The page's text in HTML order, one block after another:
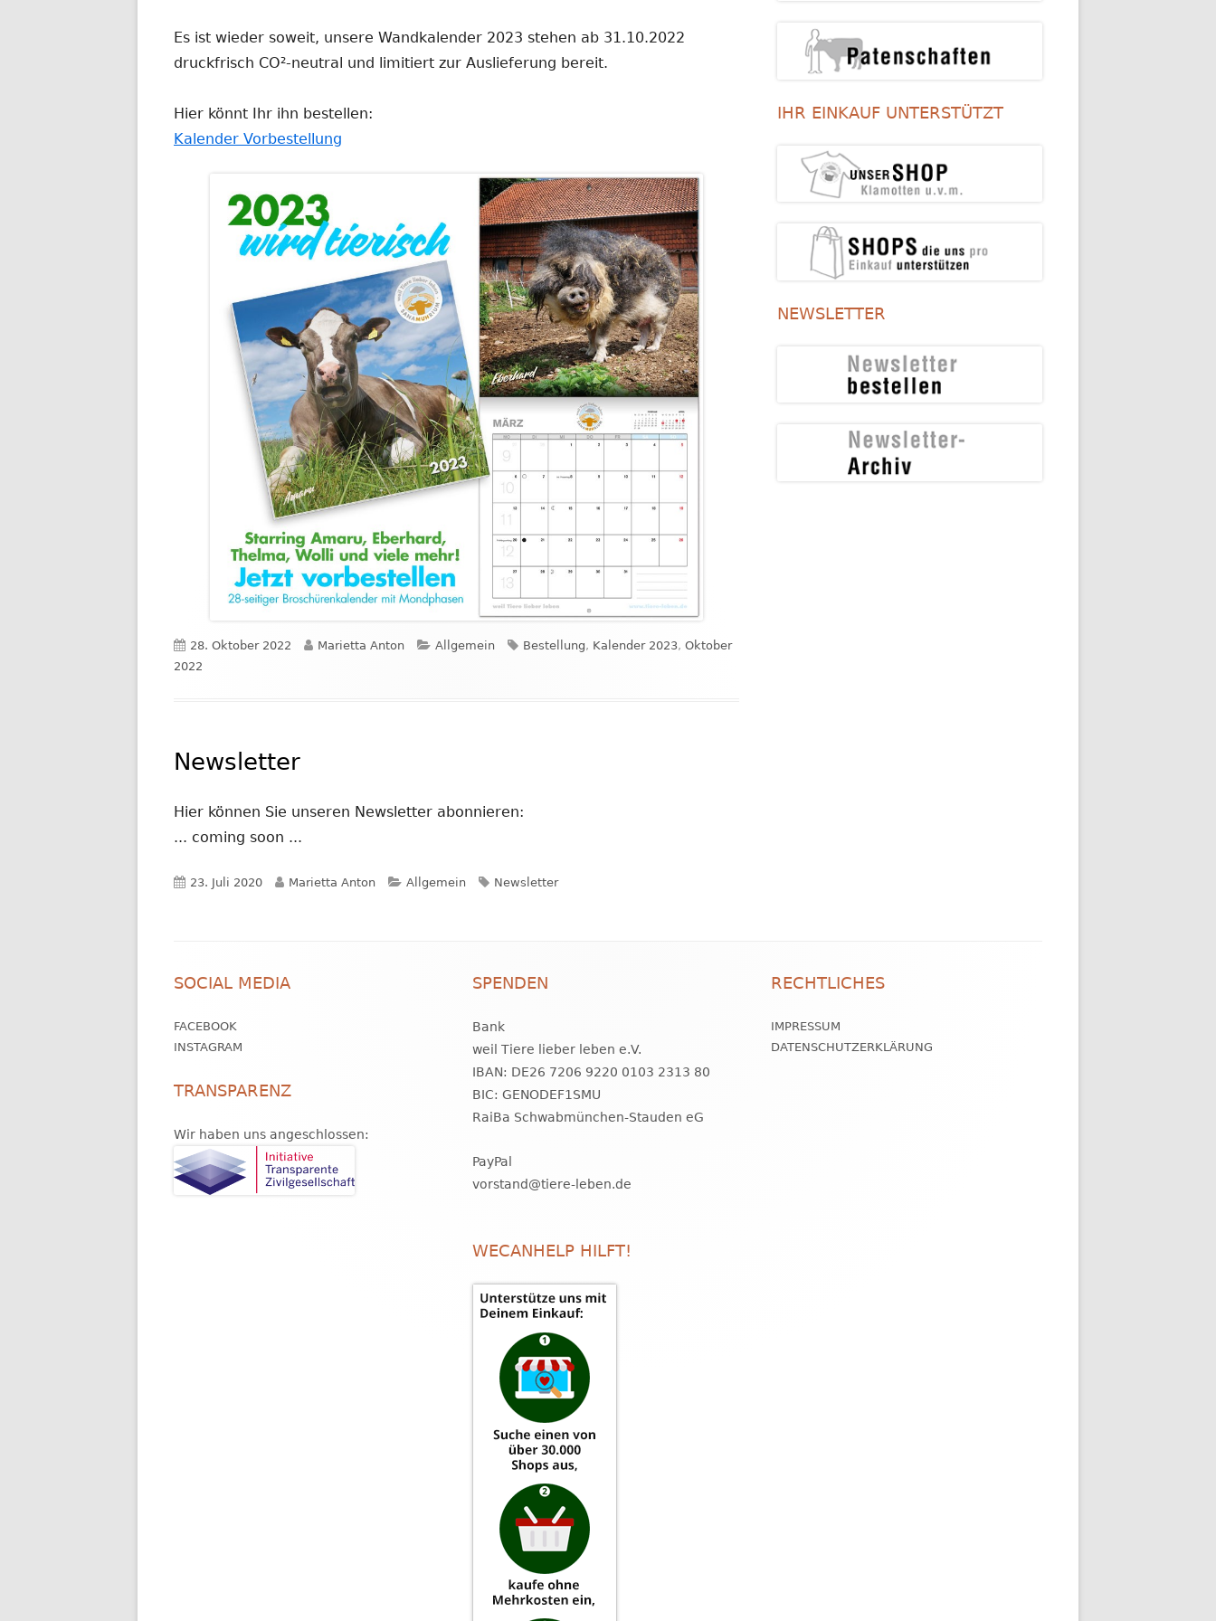
Es ist wieder soweit, unsere Wandkalender 2023 stehen ab 31.10.2022
druckfrisch CO²-neutral und limitiert zur Auslieferung bereit.
Hier könnt Ihr ihn bestellen:
Kalender Vorbestellung
Veröffentlicht
am
28. Oktober 2022 Autor
Marietta Anton Kategorien
Allgemein Schlagwörter
Bestellung, Kalender 2023, Oktober
2022
Newsletter
Hier können Sie unseren Newsletter abonnieren:
... coming soon ...
Veröffentlicht
23. Juli 2020 Autor
Marietta Anton Kategorien
Allgemein Schlagwörter
Newsletter
IHR EINKAUF UNTERSTÜTZT
NEWSLETTER
Inhalt
SOCIAL MEDIA
FACEBOOK
INSTAGRAM
TRANSPARENZ
Wir haben uns angeschlossen:
SPENDEN
Bank
weil Tiere lieber leben e.V.
IBAN: DE26 7206 9220 0103 2313 80
BIC: GENODEF1SMU
RaiBa Schwabmünchen-Stauden eG
PayPal
vorstand@tiere-leben.de
WECANHELP HILFT!
RECHTLICHES
IMPRESSUM
DATENSCHUTZERKLÄRUNG